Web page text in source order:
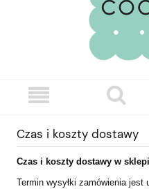
Czas i koszty dostawy
Czas i koszty dostawy w
Termin wysyłki zamówienia